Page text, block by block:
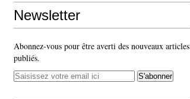
Newsletter
Abonnez-vous pour être averti des nouveaux articles
publiés.